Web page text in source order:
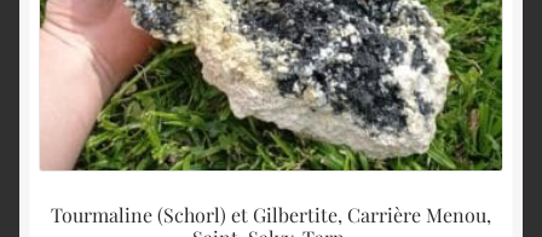
Tourmaline (Schorl) et Gilbertite, Carrière Menou,